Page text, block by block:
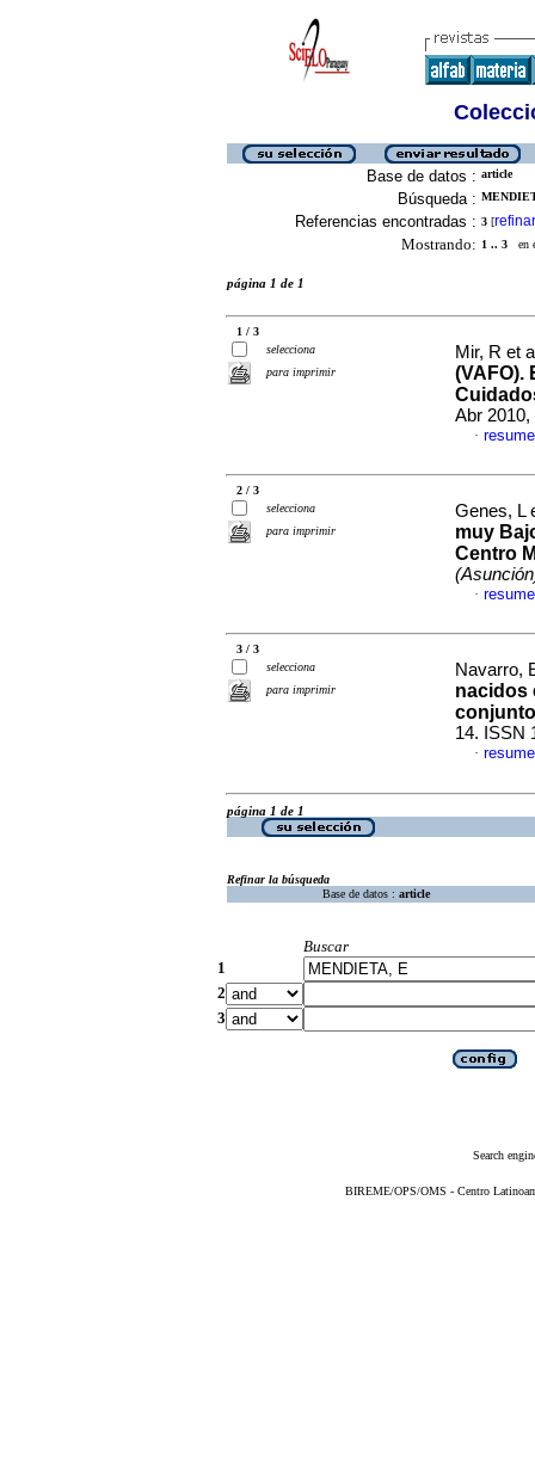
Base de datos : article
Búsqueda :
Referencias encontradas : 3 [refinar
Mostrando: 1 .. 3 en
página 1 de 1
1 / 3
selecciona
para imprimir
Mir, R et
(VAFO).
Abr 2010,
·
2 / 3
selecciona
para imprimir
Genes, L
muy
Centro
·
3 / 3
selecciona
para imprimir
Navarro,
nacidos
conjunto
14. ISSN
·
página 1 de 1
Refinar la búsqueda
Base de datos : article
Buscar
1
2
3
Search
BIREME/OPS/OMS - Centro